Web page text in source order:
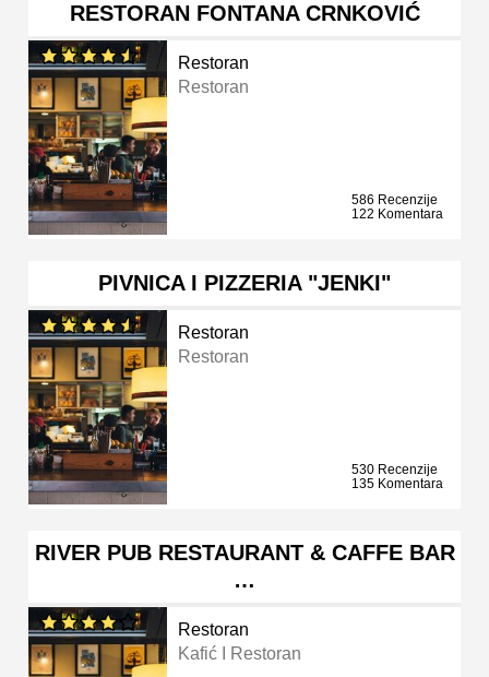
RESTORAN FONTANA CRNKOVIĆ
Restoran
Restoran
586 Recenzije
122 Komentara
PIVNICA I PIZZERIA "JENKI"
Restoran
Restoran
530 Recenzije
135 Komentara
RIVER PUB RESTAURANT & CAFFE BAR
…
Restoran
Kafić I Restoran